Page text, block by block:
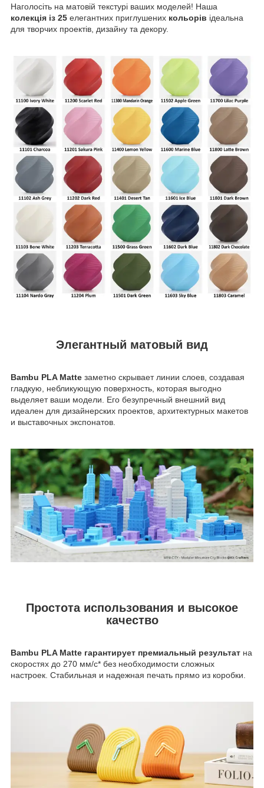
Наголосіть на матовій текстурі ваших моделей! Наша
колекція із 25 елегантних приглушених кольорів ідеальна
для творчих проектів, дизайну та декору.
Элегантный матовый вид
Bambu PLA Matte заметно скрывает линии слоев, создавая
гладкую, небликующую поверхность, которая выгодно
выделяет ваши модели. Его безупречный внешний вид
идеален для дизайнерских проектов, архитектурных макетов
и выставочных экспонатов.
Простота использования и высокое
качество
Bambu PLA Matte гарантирует премиальный результат на
скоростях до 270 мм/с* без необходимости сложных
настроек. Стабильная и надежная печать прямо из коробки.